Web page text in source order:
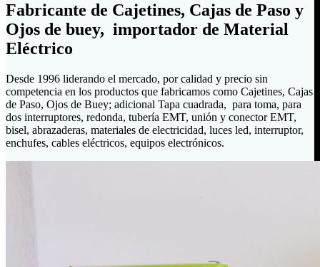
Fabricante de Cajetines, Cajas de Paso y
Ojos de buey, importador de Material
Eléctrico
Desde 1996 liderando el mercado, por calidad y precio sin
competencia en los productos que fabricamos como Cajetines, Cajas
de Paso, Ojos de Buey; adicional Tapa cuadrada, para toma, para
dos interruptores, redonda, tubería EMT, unión y conector EMT,
bisel, abrazaderas, materiales de electricidad, luces led, interruptor,
enchufes, cables eléctricos, equipos electrónicos.